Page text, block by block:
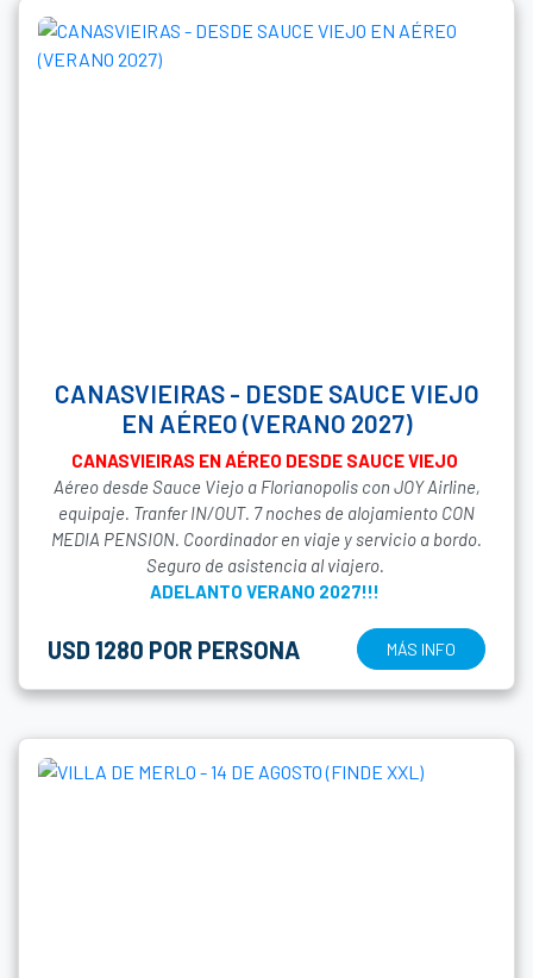
CANASVIEIRAS - DESDE SAUCE VIEJO
EN AÉREO (VERANO 2027)
CANASVIEIRAS EN AÉREO DESDE SAUCE VIEJO
Aéreo desde Sauce Viejo a Florianopolis con JOY Airline,
equipaje. Tranfer IN/OUT. 7 noches de alojamiento CON
MEDIA PENSION. Coordinador en viaje y servicio a bordo.
Seguro de asistencia al viajero.
ADELANTO VERANO 2027!!!
USD 1280 POR PERSONA MÁS INFO